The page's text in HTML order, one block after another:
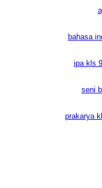
bahasa
ipa kls 9
seni
prakarya